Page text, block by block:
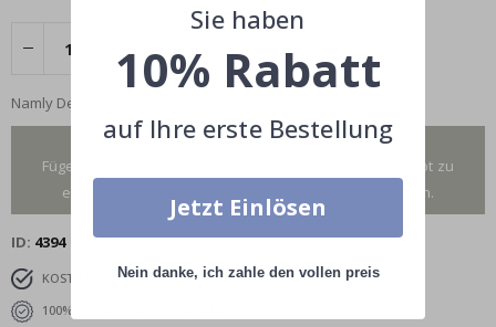
Namly Design
Füge mehr hinzu, um unser fantastisches 4 für 2 Angebot zu
erhalten. Gilt nur für Poster, Rahmen ausgeschlossen.
ID 4394
KOSTENLOSER VERSAND AB 39 €
LIEFERUNG 4-7 TAGE
100% ZUFRIEDENHEITSGARANTIE
Sie haben
10% Rabatt
auf Ihre erste Bestellung
Jetzt Einlösen
Nein danke, ich zahle den vollen preis